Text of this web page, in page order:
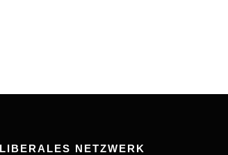
LIBERALES NETZWERK